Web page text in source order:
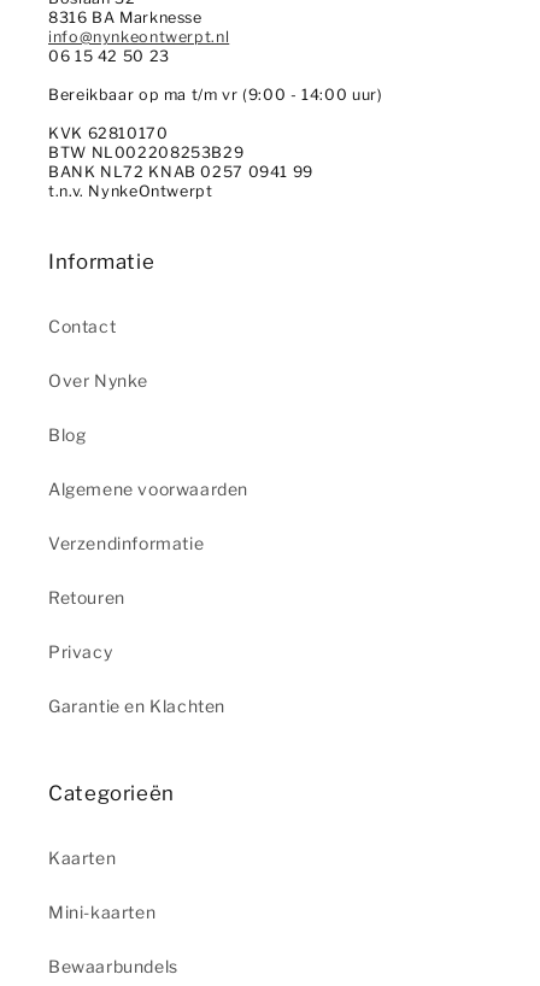
8316 BA Marknesse
info@nynkeontwerpt.nl
06 15 42 50 23
Bereikbaar op ma t/m vr (9:00 - 14:00 uur)
KVK 62810170
BTW NL002208253B29
BANK NL72 KNAB 0257 0941 99
t.n.v. NynkeOntwerpt
Informatie
Contact
Over Nynke
Blog
Algemene voorwaarden
Verzendinformatie
Retouren
Privacy
Garantie en Klachten
Categorieën
Kaarten
Mini-kaarten
Bewaarbundels